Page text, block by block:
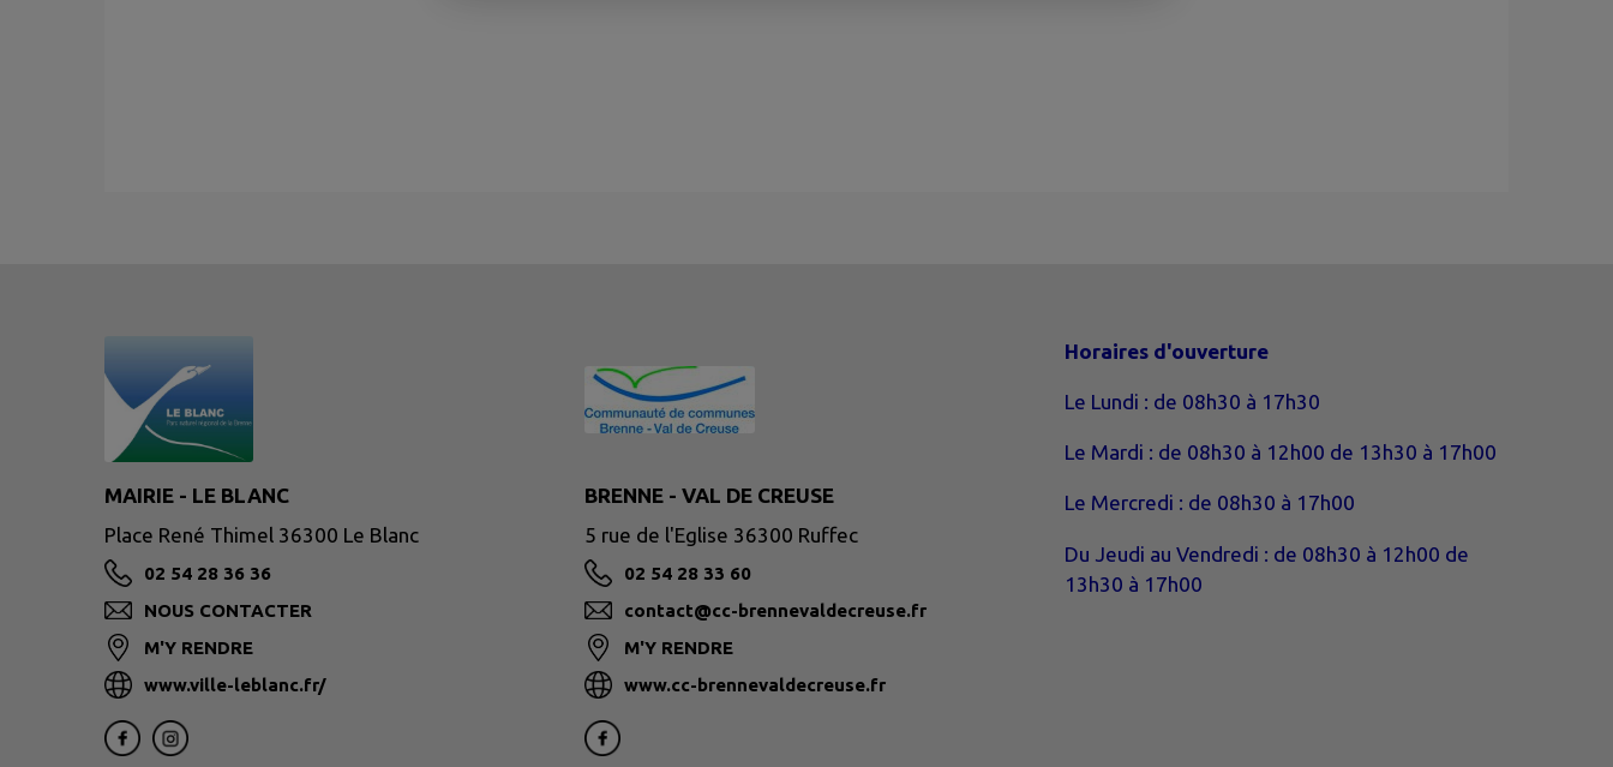
MAIRIE - LE BLANC
Place René Thimel 36300 Le Blanc
02 54 28 36 36
NOUS CONTACTER
M'Y RENDRE
www.ville-leblanc.fr/
BRENNE - VAL DE CREUSE
5 rue de l'Eglise 36300 Ruffec
02 54 28 33 60
contact@cc-brennevaldecreuse.fr
M'Y RENDRE
www.cc-brennevaldecreuse.fr
Horaires d'ouverture
Le Lundi : de 08h30 à 17h30
Le Mardi : de 08h30 à 12h00 de 13h30 à 17h00
Le Mercredi : de 08h30 à 17h00
Du Jeudi au Vendredi : de 08h30 à 12h00 de
13h30 à 17h00